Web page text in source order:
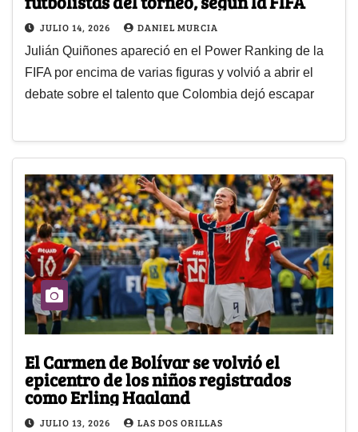
JULIO 14, 2026 DANIEL MURCIA
Julián Quiñones apareció en el Power Ranking de la
FIFA por encima de varias figuras y volvió a abrir el
debate sobre el talento que Colombia dejó escapar
El Carmen de Bolívar se volvió el
epicentro de los niños registrados
como Erling Haaland
JULIO 13, 2026 LAS DOS ORILLAS